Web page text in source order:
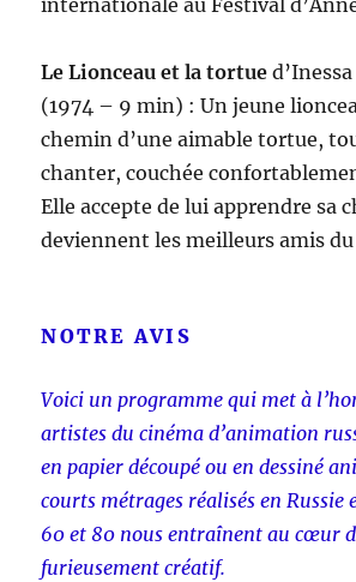
internationale au Festival
Le Lionceau et la tortue
(1974 – 9 min) : Un jeune
chemin d’une aimable tortue,
chanter, couchée
Elle accepte de lui apprendre sa
deviennent les meilleurs amis
NOTRE AVIS
Voici un programme qui met à
artistes du cinéma d’animation
en papier découpé ou en dessiné
courts métrages réalisés en Russie
60 et 80 nous entraînent au cœur
furieusement créatif.